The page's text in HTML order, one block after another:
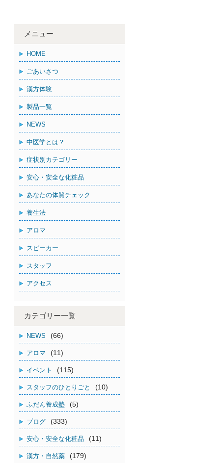
メニュー
HOME
ごあいさつ
漢方体験
製品一覧
NEWS
中医学とは？
症状別カテゴリー
安心・安全な化粧品
あなたの体質チェック
養生法
アロマ
スピーカー
スタッフ
アクセス
カテゴリー一覧
NEWS (66)
アロマ (11)
イベント (115)
スタッフのひとりごと (10)
ふだん養成塾 (5)
ブログ (333)
安心・安全な化粧品 (11)
漢方・自然薬 (179)